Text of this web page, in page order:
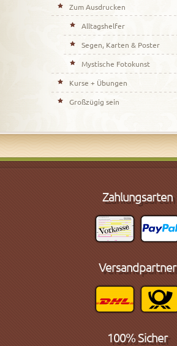
Zum Ausdrucken
Alltagshelfer
Segen, Karten & Poster
Mystische Fotokunst
Kurse + Übungen
Großzügig sein
Zahlungsarten
Versandpartner
100% Sicher